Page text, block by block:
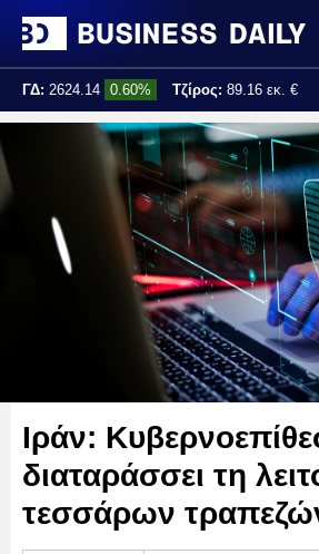
ΓΔ: 2624.14 0.60% Τζίρος: 89.16 εκ. €
Τελ. ενημέρωση: 13:51:35
Ιράν:
διαταράσσει τη
τεσσάρων